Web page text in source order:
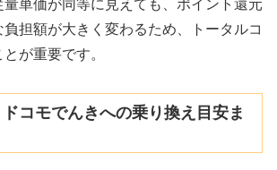
単価が同等に見えても、ポイント還元
担額が大きく変わるため、トータルコ
が重要です。
ドコモでんきへの乗り換え目安ま